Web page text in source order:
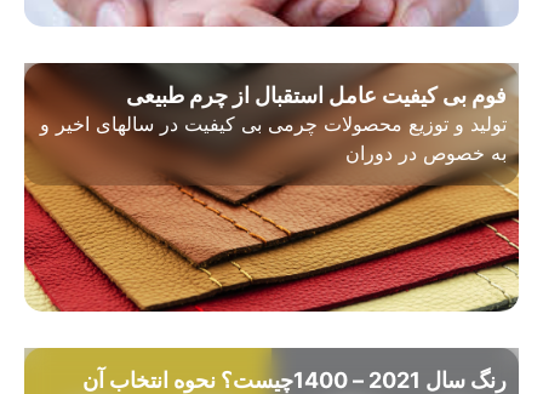
فوم بی کیفیت عامل استقبال از چرم طبیعی
تولید و توزیع محصولات چرمی بی کیفیت در سالهای اخیر و
به خصوص در دوران
رنگ سال 2021 – 1400چیست؟ نحوه انتخاب آن